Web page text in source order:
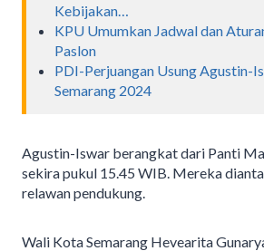
Kebijakan…
KPU Umumkan Jadwal dan
Paslon
PDI-Perjuangan Usung Agustin-
Semarang 2024
Agustin-Iswar berangkat dari Panti
sekira pukul 15.45 WIB. Mereka
relawan pendukung.
Wali Kota Semarang Hevearita